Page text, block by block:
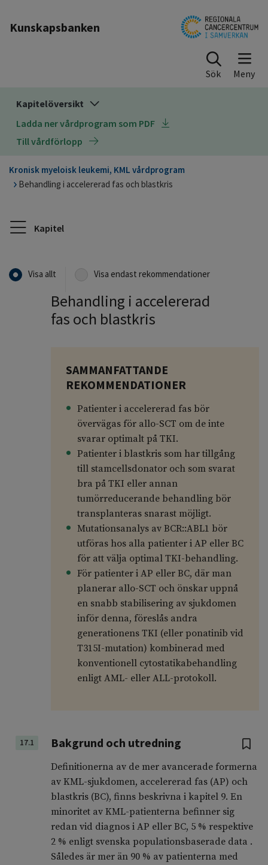
Kunskapsbanken
Sök
Kapitelöversikt
Ladda ner vårdprogram som PDF
Till vårdförlopp
Kronisk myeloisk leukemi, KML vårdprogram
Behandling i accelererad fas och blastkris
Kapitel
Visa allt Visa endast rekommendationer
Behandling i accelererad
fas och blastkris
SAMMANFATTANDE
REKOMMENDATIONER
Patienter i accelererad fas bör
övervägas för allo-SCT om de inte
svarar optimalt på TKI.
Patienter i blastkris som har tillgång
till stamcellsdonator och som svarat
bra på TKI eller annan
tumörreducerande behandling bör
transplanteras snarast möjligt.
Mutationsanalys av BCR::ABL1 bör
utföras hos alla patienter i AP eller BC
för att välja optimal TKI-behandling.
För patienter i AP eller BC, där man
planerar allo-SCT och önskar uppnå
en snabb stabilisering av sjukdomen
inför denna, föreslås andra
generationens TKI (eller ponatinib vid
T315I-mutation) kombinerad med
konventionell cytostatikabehandling
enligt AML- eller ALL-protokoll.
17.1 Bakgrund och utredning
Definitionerna av de mer avancerade formerna
av KML-sjukdomen, accelererad fas (AP) och
blastkris (BC), finns beskrivna i kapitel 9. En
minoritet av KML-patienterna befinner sig
redan vid diagnos i AP eller BC, 5 % respektive
2 % enligt svenska populationsbaserade data .
Således är mer än 90 % av patienterna med